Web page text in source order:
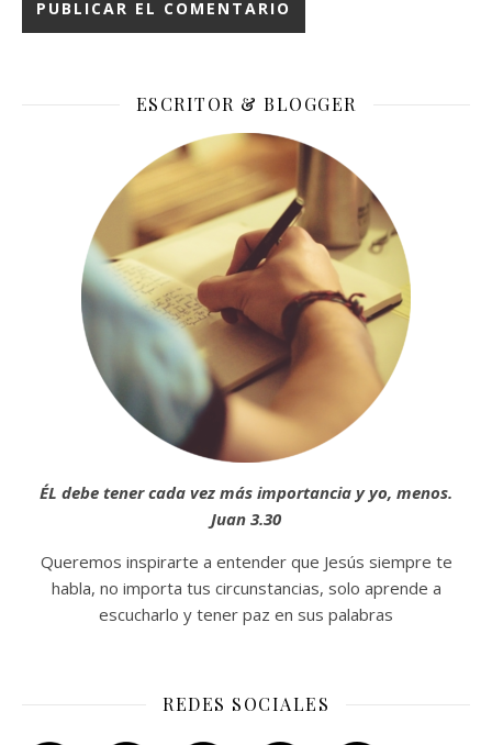
ESCRITOR & BLOGGER
ÉL debe tener cada vez más importancia y yo, menos.
Juan 3.30
Queremos inspirarte a entender que Jesús siempre te
habla, no importa tus circunstancias, solo aprende a
escucharlo y tener paz en sus palabras
REDES SOCIALES